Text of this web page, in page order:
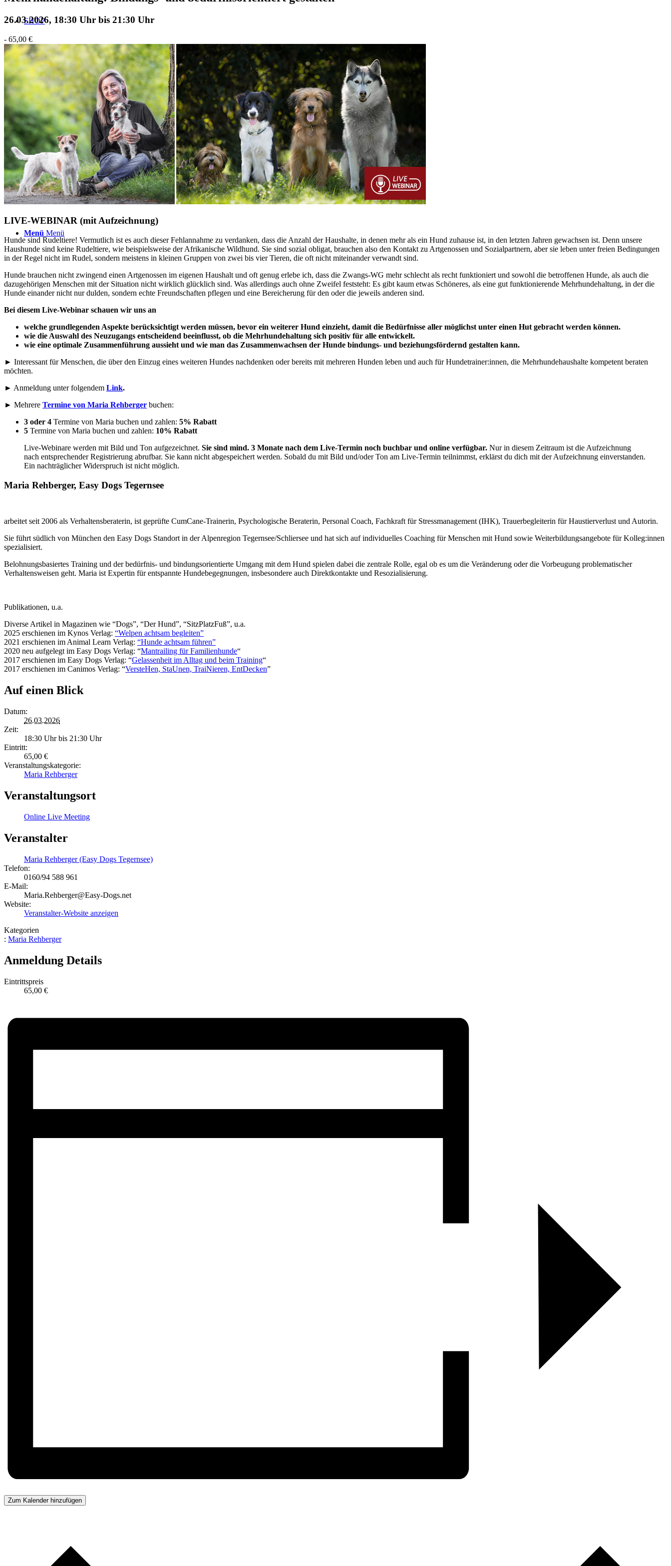
SHOP
BLOG
TERMINE
ÜBER UNS
Suche
Menü Menü
26.03.2026, 18:30 Uhr bis 21:30 Uhr
- 65,00 €
LIVE-WEBINAR (mit Aufzeichnung)
Hunde sind Rudeltiere! Vermutlich ist es auch dieser Fehlannahme zu verdanken, dass die Anzahl der Haushalte, in denen mehr als ein Hund zuhause ist, in den letzten Jahren gewachsen ist. Denn unsere
Haushunde sind keine Rudeltiere, wie beispielsweise der Afrikanische Wildhund. Sie sind sozial obligat, brauchen also den Kontakt zu Artgenossen und Sozialpartnern, aber sie leben unter freien Bedingungen
in der Regel nicht im Rudel, sondern meistens in kleinen Gruppen von zwei bis vier Tieren, die oft nicht miteinander verwandt sind.
Hunde brauchen nicht zwingend einen Artgenossen im eigenen Haushalt und oft genug erlebe ich, dass die Zwangs-WG mehr schlecht als recht funktioniert und sowohl die betroffenen Hunde, als auch die
dazugehörigen Menschen mit der Situation nicht wirklich glücklich sind. Was allerdings auch ohne Zweifel feststeht: Es gibt kaum etwas Schöneres, als eine gut funktionierende Mehrhundehaltung, in der die
Hunde einander nicht nur dulden, sondern echte Freundschaften pflegen und eine Bereicherung für den oder die jeweils anderen sind.
Bei diesem Live-Webinar schauen wir uns an
welche grundlegenden Aspekte berücksichtigt werden müssen, bevor ein weiterer Hund einzieht, damit die Bedürfnisse aller möglichst unter einen Hut gebracht werden können.
wie die Auswahl des Neuzugangs entscheidend beeinflusst, ob die Mehrhundehaltung sich positiv für alle entwickelt.
wie eine optimale Zusammenführung aussieht und wie man das Zusammenwachsen der Hunde bindungs- und beziehungsfördernd gestalten kann.
► Interessant für Menschen, die über den Einzug eines weiteren Hundes nachdenken oder bereits mit mehreren Hunden leben und auch für Hundetrainer:innen, die Mehrhundehaushalte kompetent beraten
möchten.
► Anmeldung unter folgendem Link.
► Mehrere Termine von Maria Rehberger buchen:
3 oder 4 Termine von Maria buchen und zahlen: 5% Rabatt
5 Termine von Maria buchen und zahlen: 10% Rabatt
Live-Webinare werden mit Bild und Ton aufgezeichnet. Sie sind mind. 3 Monate nach dem Live-Termin noch buchbar und online verfügbar. Nur in diesem Zeitraum ist die Aufzeichnung
nach entsprechender Registrierung abrufbar. Sie kann nicht abgespeichert werden. Sobald du mit Bild und/oder Ton am Live-Termin teilnimmst, erklärst du dich mit der Aufzeichnung einverstanden.
Ein nachträglicher Widerspruch ist nicht möglich.
Maria Rehberger, Easy Dogs Tegernsee
arbeitet seit 2006 als Verhaltensberaterin, ist geprüfte CumCane-Trainerin, Psychologische Beraterin, Personal Coach, Fachkraft für Stressmanagement (IHK), Trauerbegleiterin für Haustierverlust und Autorin.
Sie führt südlich von München den Easy Dogs Standort in der Alpenregion Tegernsee/Schliersee und hat sich auf individuelles Coaching für Menschen mit Hund sowie Weiterbildungsangebote für Kolleg:innen
spezialisiert.
Belohnungsbasiertes Training und der bedürfnis- und bindungsorientierte Umgang mit dem Hund spielen dabei die zentrale Rolle, egal ob es um die Veränderung oder die Vorbeugung problematischer
Verhaltensweisen geht. Maria ist Expertin für entspannte Hundebegegnungen, insbesondere auch Direktkontakte und Resozialisierung.
Publikationen, u.a.
Diverse Artikel in Magazinen wie “Dogs”, “Der Hund”, “SitzPlatzFuß”, u.a.
2025 erschienen im Kynos Verlag: “Welpen achtsam begleiten”
2021 erschienen im Animal Learn Verlag: “Hunde achtsam führen”
2020 neu aufgelegt im Easy Dogs Verlag: “Mantrailing für Familienhunde“
2017 erschienen im Easy Dogs Verlag: “Gelassenheit im Alltag und beim Training“
2017 erschienen im Canimos Verlag: “VersteHen, StaUnen, TraiNieren, EntDecken”
Auf einen Blick
Datum:
26.03.2026
Zeit:
18:30 Uhr bis 21:30 Uhr
Eintritt:
65,00 €
Veranstaltungskategorie:
Maria Rehberger
Veranstaltungsort
Online Live Meeting
Veranstalter
Maria Rehberger (Easy Dogs Tegernsee)
Telefon:
0160/94 588 961
E-Mail:
Maria.Rehberger@Easy-Dogs.net
Website:
Veranstalter-Website anzeigen
Kategorien
: Maria Rehberger
Anmeldung Details
Eintrittspreis
65,00 €
Zum Kalender hinzufügen